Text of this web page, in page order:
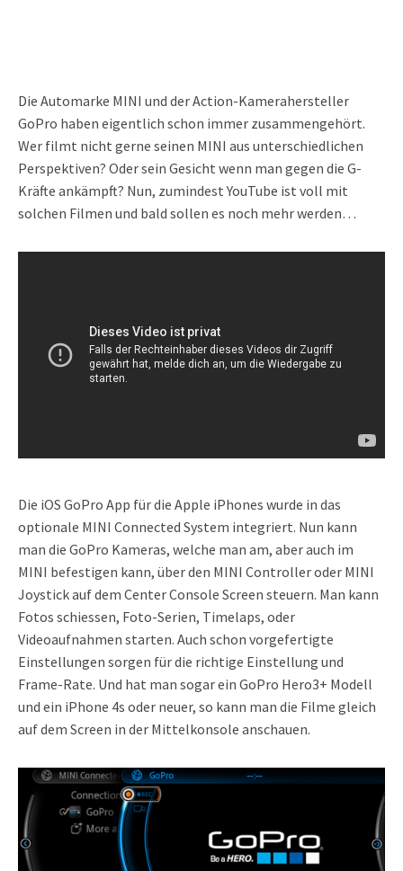
Die Automarke MINI und der Action-Kamerahersteller
GoPro haben eigentlich schon immer zusammengehört.
Wer filmt nicht gerne seinen MINI aus unterschiedlichen
Perspektiven? Oder sein Gesicht wenn man gegen die G-
Kräfte ankämpft? Nun, zumindest YouTube ist voll mit
solchen Filmen und bald sollen es noch mehr werden…
Die iOS GoPro App für die Apple iPhones wurde in das
optionale MINI Connected System integriert. Nun kann
man die GoPro Kameras, welche man am, aber auch im
MINI befestigen kann, über den MINI Controller oder MINI
Joystick auf dem Center Console Screen steuern. Man kann
Fotos schiessen, Foto-Serien, Timelaps, oder
Videoaufnahmen starten. Auch schon vorgefertigte
Einstellungen sorgen für die richtige Einstellung und
Frame-Rate. Und hat man sogar ein GoPro Hero3+ Modell
und ein iPhone 4s oder neuer, so kann man die Filme gleich
auf dem Screen in der Mittelkonsole anschauen.